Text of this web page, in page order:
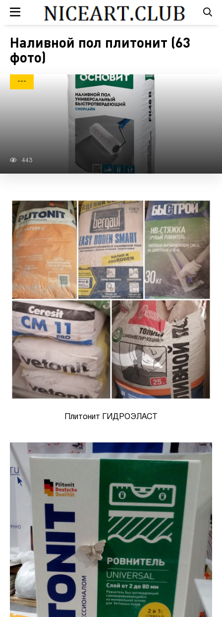
Наливной пол плитонит (63
фото)
---
443
Плитонит ГИДРОЭЛАСТ